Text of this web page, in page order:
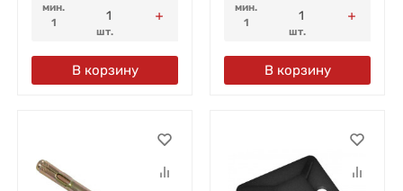
мин.
1
шт.
В корзину
мин.
1
шт.
В корзину